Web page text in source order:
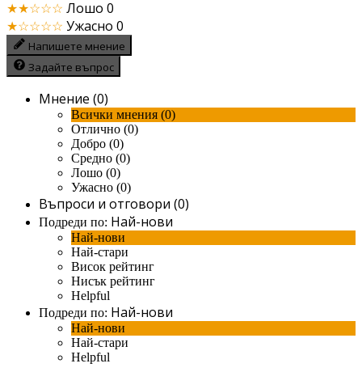
★★☆☆☆ Лошо 0
★☆☆☆☆ Ужасно 0
Напишете мнение
Задайте въпрос
Мнение (0)
Всички мнения (0)
Отлично (0)
Добро (0)
Средно (0)
Лошо (0)
Ужасно (0)
Въпроси и отговори (0)
Подреди по: Най-нови
Най-нови
Най-стари
Висок рейтинг
Нисък рейтинг
Helpful
Подреди по: Най-нови
Най-нови
Най-стари
Helpful